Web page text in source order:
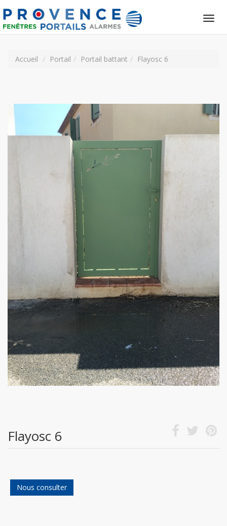
Accueil Portail Portail battant Flayosc 6
Flayosc 6
Nous consulter